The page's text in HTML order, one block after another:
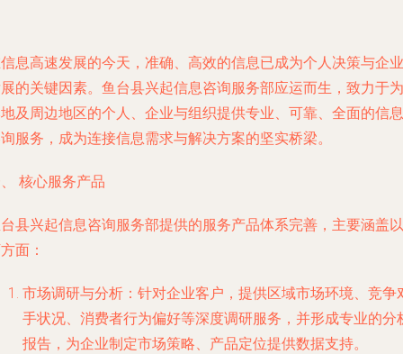
息高速发展的今天，准确、高效的信息已成为个人决策与企业
的关键因素。鱼台县兴起信息咨询服务部应运而生，致力于为
及周边地区的个人、企业与组织提供专业、可靠、全面的信息
服务，成为连接信息需求与解决方案的坚实桥梁。
核心服务产品
县兴起信息咨询服务部提供的服务产品体系完善，主要涵盖以
面：
市场调研与分析 ：针对企业客户，提供区域市场环境、竞争
手状况、消费者行为偏好等深度调研服务，并形成专业的分
报告，为企业制定市场策略、产品定位提供数据支持。